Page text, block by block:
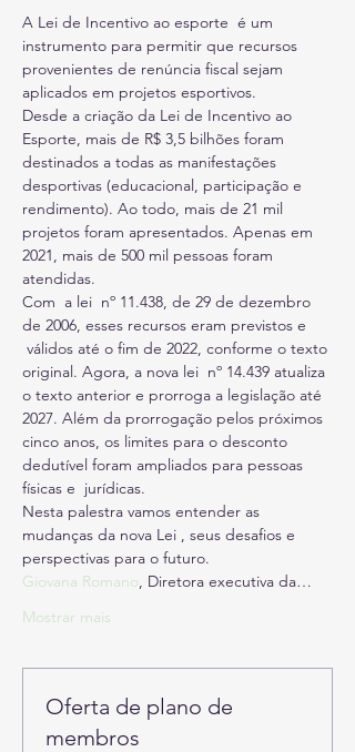
A Lei de Incentivo ao esporte  é um
instrumento para permitir que recursos
provenientes de renúncia fiscal sejam
aplicados em projetos esportivos.
Desde a criação da Lei de Incentivo ao
Esporte, mais de R$ 3,5 bilhões foram
destinados a todas as manifestações
desportivas (educacional, participação e
rendimento). Ao todo, mais de 21 mil
projetos foram apresentados. Apenas em
2021, mais de 500 mil pessoas foram
atendidas.
Com  a lei  nº 11.438, de 29 de dezembro
de 2006, esses recursos eram previstos e
válidos até o fim de 2022, conforme o texto
original. Agora, a nova lei  nº 14.439 atualiza
o texto anterior e prorroga a legislação até
2027. Além da prorrogação pelos próximos
cinco anos, os limites para o desconto
dedutível foram ampliados para pessoas
físicas e  jurídicas.
Nesta palestra vamos entender as
mudanças da nova Lei , seus desafios e
perspectivas para o futuro.
Giovana Romano, Diretora executiva da…
Mostrar mais
Oferta de plano de
membros